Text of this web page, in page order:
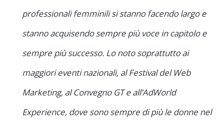
professionali femminili si stanno facendo largo e
stanno acquisendo sempre più voce in capitolo e
sempre più successo. Lo noto soprattutto ai
maggiori eventi nazionali, al Festival del Web
Marketing, al Convegno GT e all’AdWorld
Experience, dove sono sempre di più le donne nel